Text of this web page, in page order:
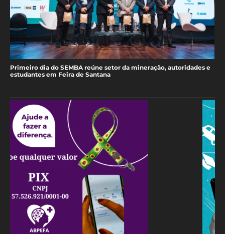
Primeiro dia do SEMBA reúne setor da mineração, autoridades e
estudantes em Feira de Santana